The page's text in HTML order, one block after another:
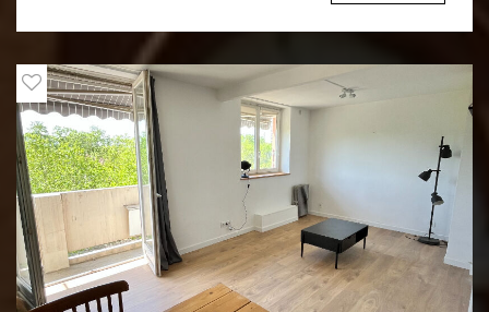
cuisine séparée donnant sur une loggia, de 2 chambres,
d'une salle de bain, ainsi que d'un WC, et de nombreux
rangements. Prestations récentes et de qualités (Double
vitrage, chaudière, radiateurs ....) Un grand box fermé en
RDC, ainsi qu'un cellier viennent compléter ce bien +
possibilité de stationnement sur parking commun dans la
résidence. Charges : 460 € / Trimestre eau comprise.
Copropriété composée de 8 lots d'habitations. Contact :
Carole Boutruche : Agent commercial indépendant : 06-
22-49-51-00